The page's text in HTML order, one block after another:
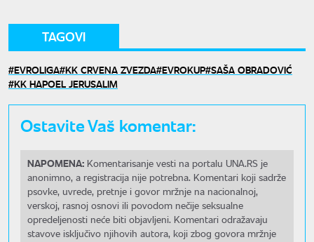
TAGOVI
EVROLIGA KK CRVENA ZVEZDA EVROKUP SAŠA OBRADOVIĆ
KK HAPOEL JERUSALIM
Ostavite Vaš komentar:
NAPOMENA: Komentarisanje vesti na portalu UNA.RS je
anonimno, a registracija nije potrebna. Komentari koji sadrže
psovke, uvrede, pretnje i govor mržnje na nacionalnoj,
verskoj, rasnoj osnovi ili povodom nečije seksualne
opredeljenosti neće biti objavljeni. Komentari odražavaju
stavove isključivo njihovih autora, koji zbog govora mržnje